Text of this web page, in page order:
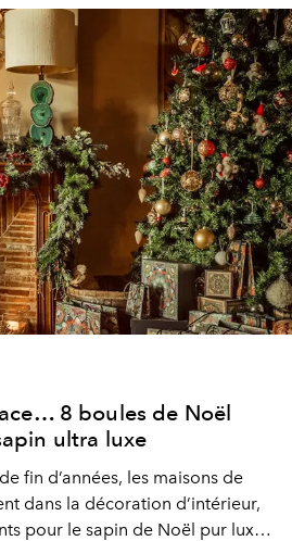
8 boules de Noël
ultra luxe
fin d’années, les maisons de
dans la décoration d’intérieur,
pour le sapin de Noël pur luxe.